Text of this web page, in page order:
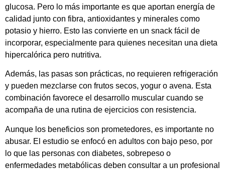
glucosa. Pero lo más importante es que aportan energía de
calidad junto con fibra, antioxidantes y minerales como
potasio y hierro. Esto las convierte en un snack fácil de
incorporar, especialmente para quienes necesitan una dieta
hipercalórica pero nutritiva.
Además, las pasas son prácticas, no requieren refrigeración
y pueden mezclarse con frutos secos, yogur o avena. Esta
combinación favorece el desarrollo muscular cuando se
acompaña de una rutina de ejercicios con resistencia.
Aunque los beneficios son prometedores, es importante no
abusar. El estudio se enfocó en adultos con bajo peso, por
lo que las personas con diabetes, sobrepeso o
enfermedades metabólicas deben consultar a un profesional